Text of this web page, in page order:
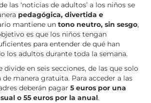
las ‘noticias de adultos’ a los niños se
pedagógica, divertida e
mantiene un tono neutro, sin sesgo,
es que los niños tengan
para entender de qué han
los adultos durante toda la semana.
divide en seis secciones, de las que solo
de manera gratuita. Para acceder a las
deberán pagar 5 euros por una
o 55 euros por la anual.